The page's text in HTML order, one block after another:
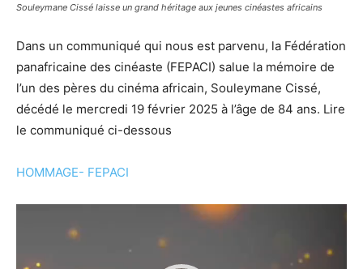
Souleymane Cissé laisse un grand héritage aux jeunes cinéastes africains
Dans un communiqué qui nous est parvenu, la Fédération
panafricaine des cinéaste (FEPACI) salue la mémoire de
l’un des pères du cinéma africain, Souleymane Cissé,
décédé le mercredi 19 février 2025 à l’âge de 84 ans. Lire
le communiqué ci-dessous
HOMMAGE- FEPACI
Lecteur